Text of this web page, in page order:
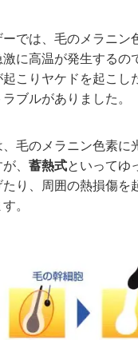
では、毛のメラニン
に高温が発生するの
起こりヤケドを起こし
ブルがありました。
、毛のメラニン色素に
が、蓄熱式といってゆ
り、周囲の熱損傷を
。